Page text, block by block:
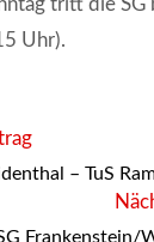
tritt die SG
Uhr).
– TuS
Frankenstein/